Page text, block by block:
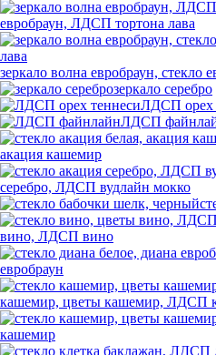
евробраун, ЛДСП тортона лава
зеркало волна евробраун,
зеркало серебро
ЛДСП орех
ЛДСП
акация кашемир
серебро, ЛДСП вудлайн мокко
вино, ЛДСП вино
евробраун
кашемир, цветы кашемир, ЛДСП
кашемир